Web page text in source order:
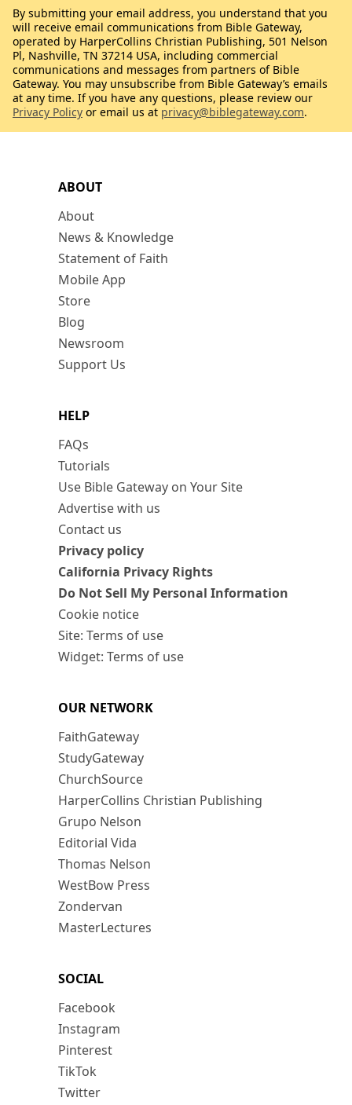
ABOUT
About
News & Knowledge
Statement of Faith
Mobile App
Store
Blog
Newsroom
Support Us
HELP
FAQs
Tutorials
Use Bible Gateway on Your Site
Advertise with us
Contact us
Privacy policy
California Privacy Rights
Do Not Sell My Personal Information
Cookie notice
Site: Terms of use
Widget: Terms of use
OUR NETWORK
FaithGateway
StudyGateway
ChurchSource
HarperCollins Christian Publishing
Grupo Nelson
Editorial Vida
Thomas Nelson
WestBow Press
Zondervan
MasterLectures
SOCIAL
Facebook
Instagram
Pinterest
TikTok
Twitter
By submitting your email address, you understand that you
will receive email communications from Bible Gateway,
operated by HarperCollins Christian Publishing, 501 Nelson
Pl, Nashville, TN 37214 USA, including commercial
communications and messages from partners of Bible
Gateway. You may unsubscribe from Bible Gateway’s emails
at any time. If you have any questions, please review our
Privacy Policy or email us at privacy@biblegateway.com.